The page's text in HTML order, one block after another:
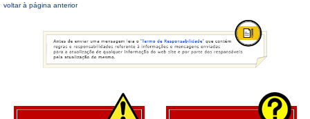
voltar à página anterior